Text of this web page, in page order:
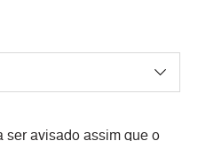
ser avisado assim que o